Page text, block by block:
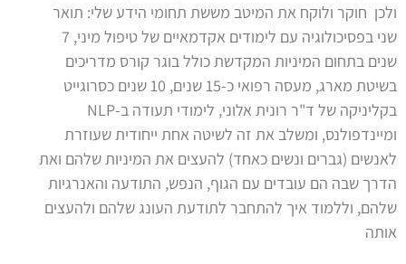
ולכן חוקר ולוקח את המיטב מששת תחומי הידע שלי: תואר
שני בפסיכולוגיה עם לימודים אקדמאיים של טיפול מיני, 7
שנים בתחום המיניות המקדשת כולל בוגר קורס מדריכים
בשיטת מארג, מעסה רפואי כ-15 שנים, 10 שנים כסרוגייט
בקליניקה של ד"ר רונית אלוני, לימודי תעודה ב-NLP
ומיינדפולנס, ומשלב את זה לשיטה אחת ייחודית שעוזרת
לאנשים (גברים ונשים כאחד) להעצים את המיניות שלהם ואת
הדרך שבה הם עובדים עם הגוף, הנפש, התודעה והאנרגיות
שלהם, וללמוד איך להתחבר לתודעת העונג שלהם ולהעצים
אותה